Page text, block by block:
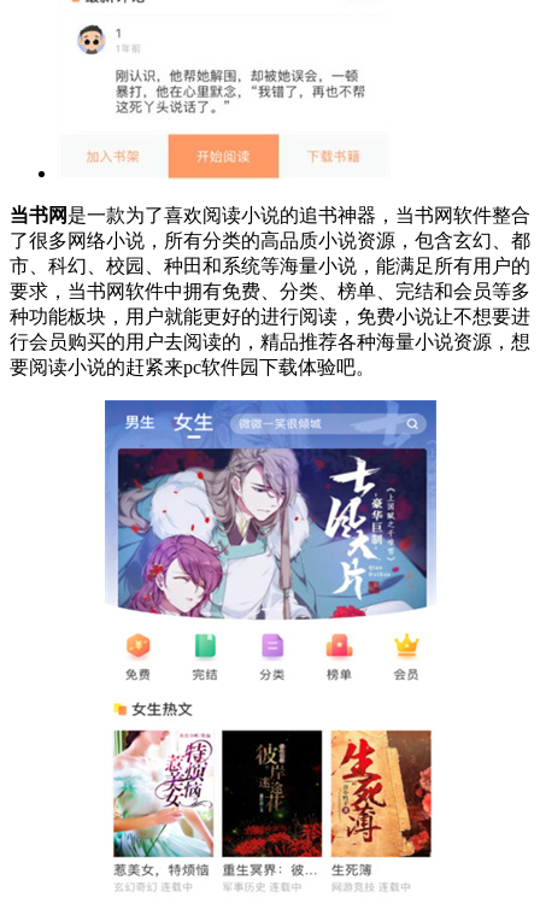
当书网是一款为了喜欢阅读小说的追书神器，当书网软件整合
了很多网络小说，所有分类的高品质小说资源，包含玄幻、都
市、科幻、校园、种田和系统等海量小说，能满足所有用户的
要求，当书网软件中拥有免费、分类、榜单、完结和会员等多
种功能板块，用户就能更好的进行阅读，免费小说让不想要进
行会员购买的用户去阅读的，精品推荐各种海量小说资源，想
要阅读小说的赶紧来pc软件园下载体验吧。